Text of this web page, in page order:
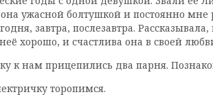
ужасной болтушкой и постоянно мне
завтра, послезавтра.
хорошо, и счастлива она в своей
к нам прицепились два парня.
торопимся.